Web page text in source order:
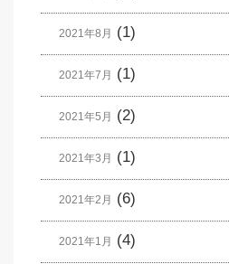
2021年8月 (1)
2021年7月 (1)
2021年5月 (2)
2021年3月 (1)
2021年2月 (6)
2021年1月 (4)